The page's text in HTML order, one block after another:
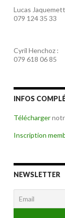
Lucas
079 124 35 33
Cyril Henchoz :
079 618 06 85
INFOS
Télécharger
Inscription
NEWSLETTER